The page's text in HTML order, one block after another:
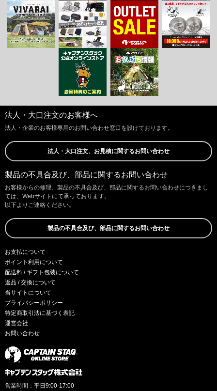
法人・大口注文のお客様へ
法人・企業のお客様専用のお問い合わせ窓口を設けております。
法人・大口注文、お見積に関するお問い合わせ
製品の不具合及び、部品に関するお問い合わせ
お客様からの修理、製品の不具合及び、部品に関するお問い合わせにつきまし
ては、Webサイトにて承っております。
以下よりご連絡ください。
製品の不具合及び、部品に関するお問い合わせ
お支払について
ポイント利用について
配送料 / ギフト包装について
返品 / 交換について
当サイトについて
プライバシーポリシー
特定商取引法に基づく表記
運営会社
お問い合わせ
営業時間：平日9:00-17:00